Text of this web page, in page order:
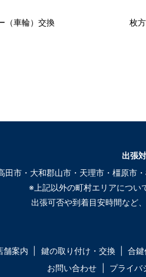
車輪）交換 枚
出張
田市・大和郡山市・天理市・橿原市
※上記以外の町村エリアについ
出張可否や到着目安時間など
舗案内 鍵の取り付け・交換 合
お問い合わせ
プライバ